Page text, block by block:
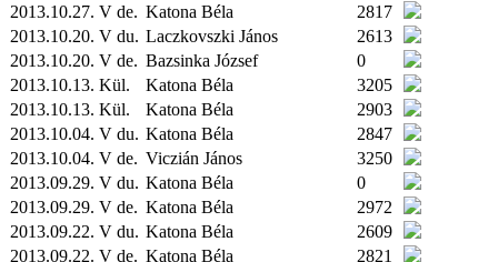
2013.10.27. V de. Katona Béla
2817
2013.10.20. V du. Laczkovszki János
2613
2013.10.20. V de. Bazsinka József
0
2013.10.13. Kül. Katona Béla
3205
2013.10.13. Kül. Katona Béla
2903
2013.10.04. V du. Katona Béla
2847
2013.10.04. V de. Viczián János
3250
2013.09.29. V du. Katona Béla
0
2013.09.29. V de. Katona Béla
2972
2013.09.22. V du. Katona Béla
2609
2013.09.22. V de. Katona Béla
2821